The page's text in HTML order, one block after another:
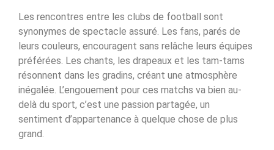
Les rencontres entre les clubs de football sont
synonymes de spectacle assuré. Les fans, parés de
leurs couleurs, encouragent sans relâche leurs équipes
préférées. Les chants, les drapeaux et les tam-tams
résonnent dans les gradins, créant une atmosphère
inégalée. L’engouement pour ces matchs va bien au-
delà du sport, c’est une passion partagée, un
sentiment d’appartenance à quelque chose de plus
grand.